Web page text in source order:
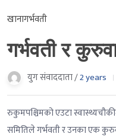
खानागर्भवती
गर्भवती र
युग संवाददाता /2 years
रुकुमपश्चिमको एउटा
समितिले गर्भवती र उनका एक